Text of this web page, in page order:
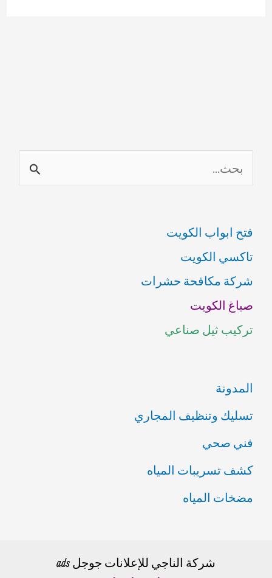
ل
ح
ث
ع
ن
:
فتح ابواب الكويت
تاكسي الكويت
شركة مكافحة حشرات
صباغ الكويت
تركيب ثيل صناعي
المدونة
تسليك وتنظيف المجاري
فني صحي
كشف تسريبات المياه
مضخات المياه
شركة الناجي للإعلانات جوجل ads